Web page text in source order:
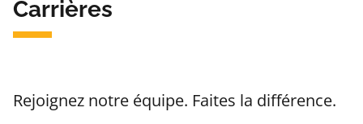
Carrières
Rejoignez notre équipe. Faites la différence.